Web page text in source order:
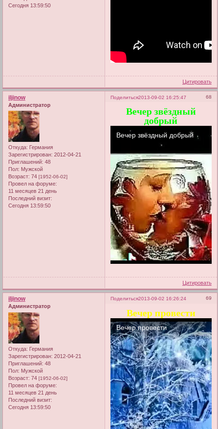
Сегодня 13:59:50
Цитировать
Поделиться 68
2013-09-02 16:25:47
iljinow
Администратор
Откуда: Германия
Зарегистрирован: 2012-04-21
Приглашений: 48
Пол: Мужской
Возраст: 74 [1952-06-02]
Провел на форуме:
11 месяцев 21 день
Последний визит:
Сегодня 13:59:50
Вечер звёздный
добрый
Цитировать
Поделиться 69
2013-09-02 16:26:24
iljinow
Администратор
Откуда: Германия
Зарегистрирован: 2012-04-21
Приглашений: 48
Пол: Мужской
Возраст: 74 [1952-06-02]
Провел на форуме:
11 месяцев 21 день
Последний визит:
Сегодня 13:59:50
Вечер провести